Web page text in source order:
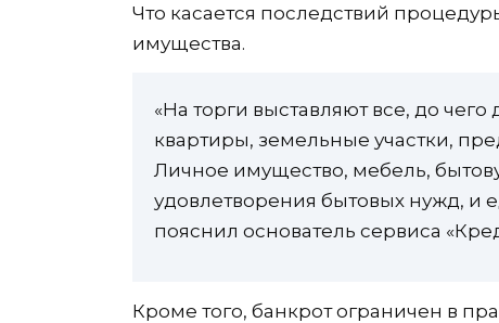
Что касается последствий
имущества.
«На торги выставляют все, до
квартиры, земельные участки,
Личное имущество, мебель,
удовлетворения бытовых нужд, и
пояснил основатель сервиса
Кроме того, банкрот ограничен в